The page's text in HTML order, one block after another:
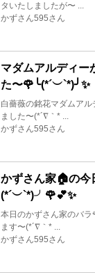
タいたしましたが〜 ...
かずさん595さん
マダムアルディー
た〜🌹╰(*´︶`*)╯✨
白薔薇の銘花マダムアル
ました〜(*´∇｀* ...
かずさん595さん
かずさん家🏠の
(*´︶`*)╯🌹💕✨
本日のかずさん家のバ
ます〜(*´∇｀* ...
かずさん595さん